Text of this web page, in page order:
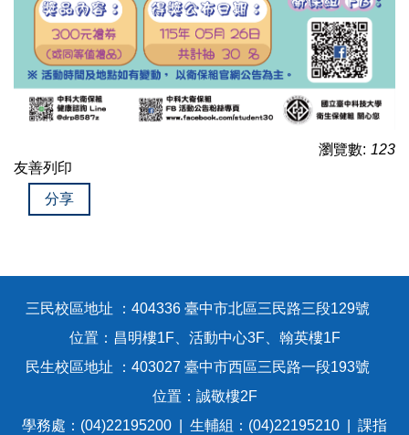
瀏覽數: 123
友善列印
分享
三民校區地址 ：404336 臺中市北區三民路三段129號
位置：昌明樓1F、活動中心3F、翰英樓1F
民生校區地址 ：403027 臺中市西區三民路一段193號
位置：誠敬樓2F
學務處：(04)22195200 | 生輔組：(04)22195210 | 課指